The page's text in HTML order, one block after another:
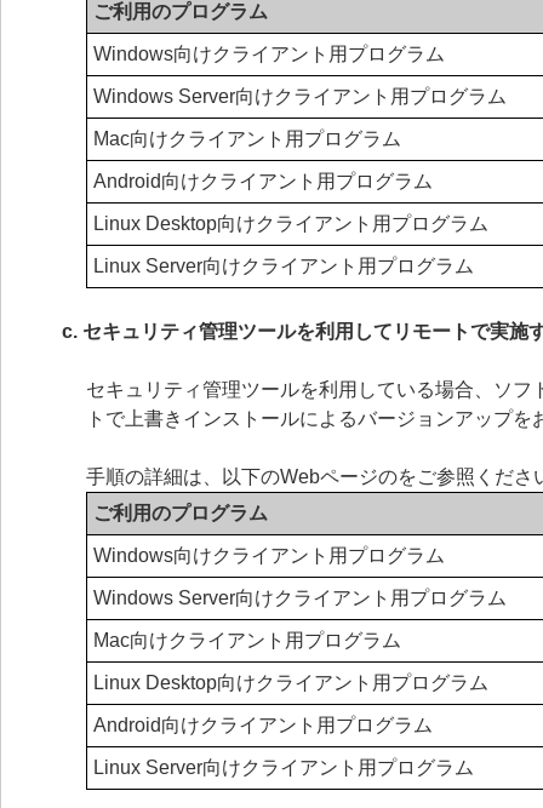
ご利用のプログラム
Windows向けクライアント用プログラム
Windows Server向けクライアント用プログラム
Mac向けクライアント用プログラム
Android向けクライアント用プログラム
Linux Desktop向けクライアント用プログラム
Linux Server向けクライアント用プログラム
c. セキュリティ管理ツールを利用してリモートで実施
セキュリティ管理ツールを利用している場合、ソ
トで上書きインストールによるバージョンアップを
手順の詳細は、以下のWebページのをご参照くださ
ご利用のプログラム
Windows向けクライアント用プログラム
Windows Server向けクライアント用プログラム
Mac向けクライアント用プログラム
Linux Desktop向けクライアント用プログラム
Android向けクライアント用プログラム
Linux Server向けクライアント用プログラム